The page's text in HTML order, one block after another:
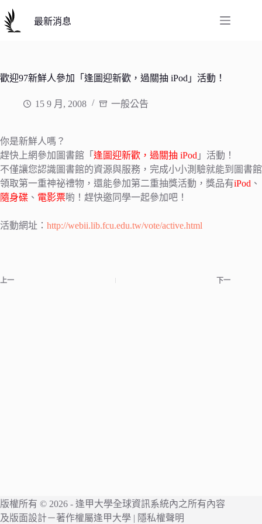
至
主
容
最新消息
歡迎97新鮮人參加「逢圖迎新歡，過關抽 iPod」活動！
15 9 月, 2008 一般公告
你是新鮮人嗎？
趕快上網參加圖書館「 逢圖迎新歡，過關抽 iPod 」活動！
不僅讓您認識圖書館的資源與服務，完成小小測驗就能到圖書館
領取第一重神祕禮物，還能參加第二重抽獎活動，獎品有iPod 、
隨身碟 、 電影票喲！趕快邀同學一起參加吧！
活動網址： http://webii.lib.fcu.edu.tw/vote/active.html
上一 下一
版權所有 © 2026 - 逢甲大學全球資訊系統內之所有內容
及版面設計－著作權屬逢甲大學 | 隱私權聲明